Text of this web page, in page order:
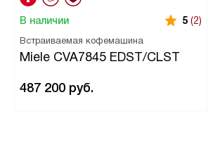
В наличии 5 (2)
Встраиваемая кофемашина
Miele CVA7845 EDST/CLST
487 200 руб.